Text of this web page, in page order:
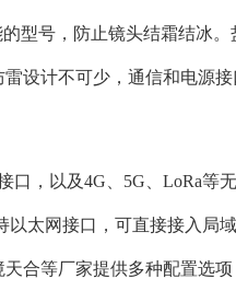
型号，防止镜头结霜结冰
设计不可少，通信和电源
，以及4G、5G、LoRa等
以太网接口，可直接接入局
合等厂家提供多种配置选